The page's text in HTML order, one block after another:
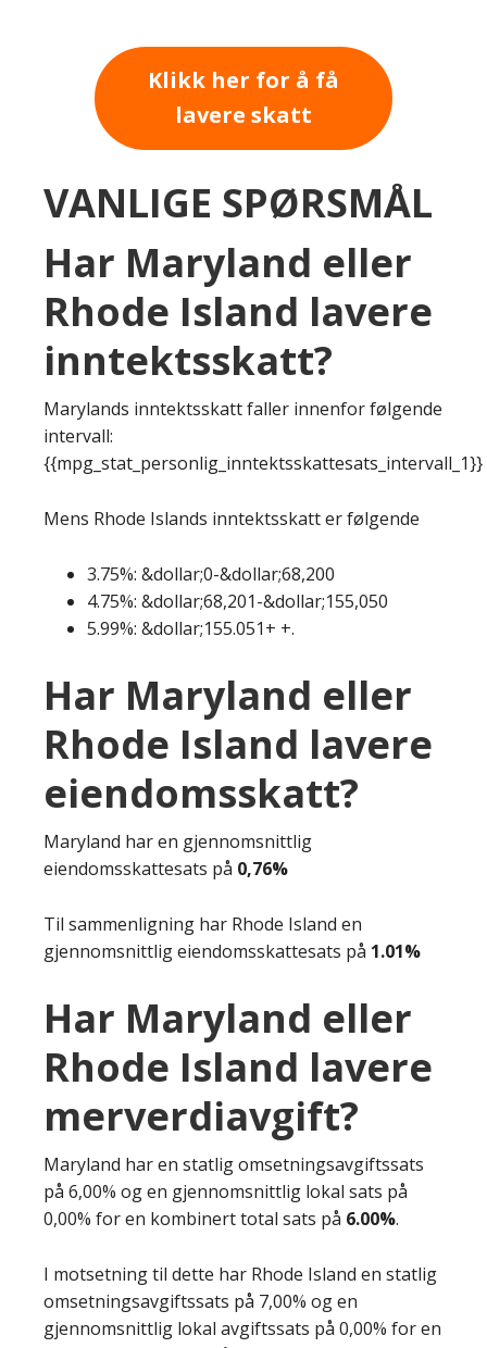
Klikk her for å få
lavere skatt
VANLIGE SPØRSMÅL
Har Maryland eller
Rhode Island lavere
inntektsskatt?
Marylands inntektsskatt faller innenfor følgende
intervall:
{{mpg_stat_personlig_inntektsskattesats_intervall_1}}
Mens Rhode Islands inntektsskatt er følgende
3.75%: &dollar;0-&dollar;68,200
4.75%: &dollar;68,201-&dollar;155,050
5.99%: &dollar;155.051+ +.
Har Maryland eller
Rhode Island lavere
eiendomsskatt?
Maryland har en gjennomsnittlig
eiendomsskattesats på 0,76%
Til sammenligning har Rhode Island en
gjennomsnittlig eiendomsskattesats på 1.01%
Har Maryland eller
Rhode Island lavere
merverdiavgift?
Maryland har en statlig omsetningsavgiftssats
på 6,00% og en gjennomsnittlig lokal sats på
0,00% for en kombinert total sats på 6.00%.
I motsetning til dette har Rhode Island en statlig
omsetningsavgiftssats på 7,00% og en
gjennomsnittlig lokal avgiftssats på 0,00% for en